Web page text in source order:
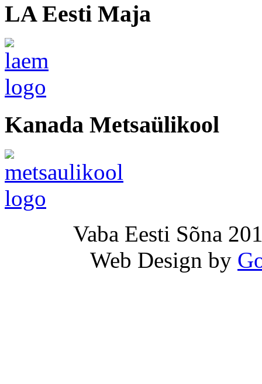
LA Eesti Maja
Kanada Metsaülikool
Vaba Eesti Sõna
Web Design by